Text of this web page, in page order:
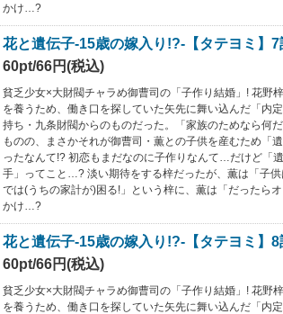
かけ…?
花と遺伝子-15歳の嫁入り!?-【タテヨミ】7
60pt/66円(税込)
貧乏少女×大財閥チャラめ御曹司の「子作り結婚」! 花野
を養うため、働き口を探していた矢先に舞い込んだ「内
持ち・九条財閥からのものだった。「家族のためなら何
ものの、まさかそれが御曹司・薫との子供を産むため「
ったなんて!? 初恋もまだなのに子作りなんて…だけど「
手」ってこと…? 淡い期待をする梓だったが、薫は「子
では(うちの家計が)困る!」という梓に、薫は「だったら
かけ…?
花と遺伝子-15歳の嫁入り!?-【タテヨミ】8
60pt/66円(税込)
貧乏少女×大財閥チャラめ御曹司の「子作り結婚」! 花野
を養うため、働き口を探していた矢先に舞い込んだ「内